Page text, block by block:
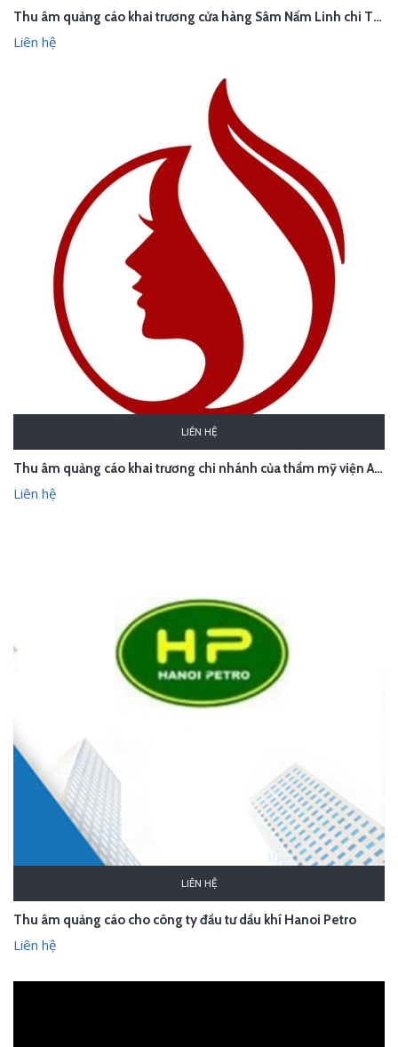
Thu âm quảng cáo khai trương cửa hàng Sâm Nấm Linh chi Thanh Thủy - Hà Nội
Liên hệ
LIÊN HỆ
Thu âm quảng cáo khai trương chi nhánh của thẩm mỹ viện Amanda _ Hà Nội
Liên hệ
LIÊN HỆ
Thu âm quảng cáo cho công ty đầu tư dầu khí Hanoi Petro
Liên hệ